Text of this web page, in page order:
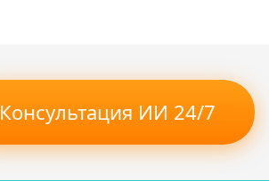
Консультация ИИ 24/7